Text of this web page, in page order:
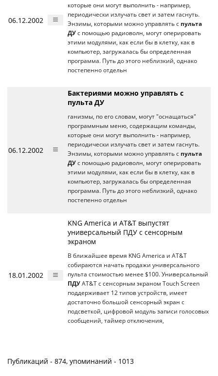
06.12.2002
которые они могут выполнить - например,
периодически излучать свет и затем гаснуть.
Энзимы, которыми можно управлять с пульта
ДУ с помощью радиоволн, могут оперировать
этими модулями, как если бы в клетку, как в
компьютер, загружалась бы определенная
программа. Путь до этого неблизкий, однако
постепенно отдельн
06.12.2002
Бактериями можно управлять с
пульта ДУ
ганизмы, по его словам, могут "оснащаться"
программным меню, содержащим команды,
которые они могут выполнить - например,
периодически излучать свет и затем гаснуть.
Энзимы, которыми можно управлять с пульта
ДУ с помощью радиоволн, могут оперировать
этими модулями, как если бы в клетку, как в
компьютер, загружалась бы определенная
программа. Путь до этого неблизкий, однако
постепенно отдельн
18.01.2002
KNG America и AT&T выпустят
универсальный ПДУ с сенсорным
экраном
В ближайшее время KNG America и AT&T
собираются начать продажи универсального
пульта стоимостью менее $100. Универсальный
ПДУ AT&T с сенсорным экраном Touch Screen
поддерживает 12 типов устройств, имеет
достаточно большой сенсорный экран с
подсветкой, цифровой модуль записи голосовых
сообщений, таймер отключения,
Публикаций - 874, упоминаний - 1013